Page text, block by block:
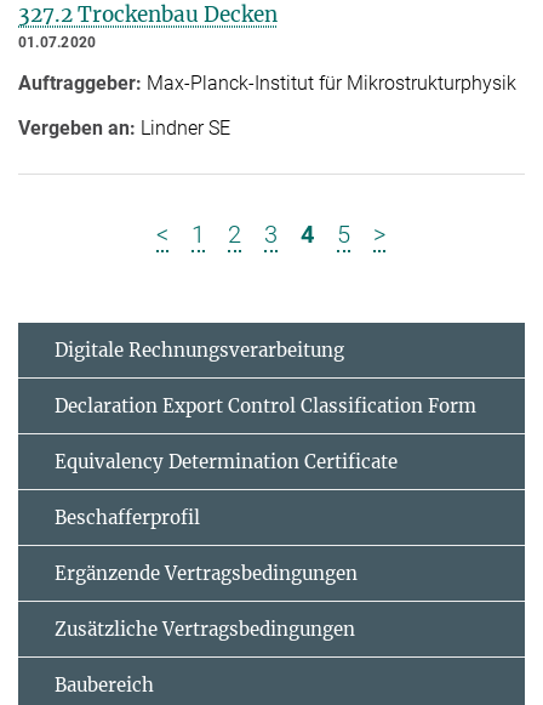
327.2 Trockenbau Decken
01.07.2020
Auftraggeber: Max-Planck-Institut für Mikrostrukturphysik
Vergeben an: Lindner SE
< 1 2 3 4 5 >
Digitale Rechnungsverarbeitung
Declaration Export Control Classification Form
Equivalency Determination Certificate
Beschafferprofil
Ergänzende Vertrags­bedingungen
Zusätzliche Vertrags­bedingungen
Baubereich